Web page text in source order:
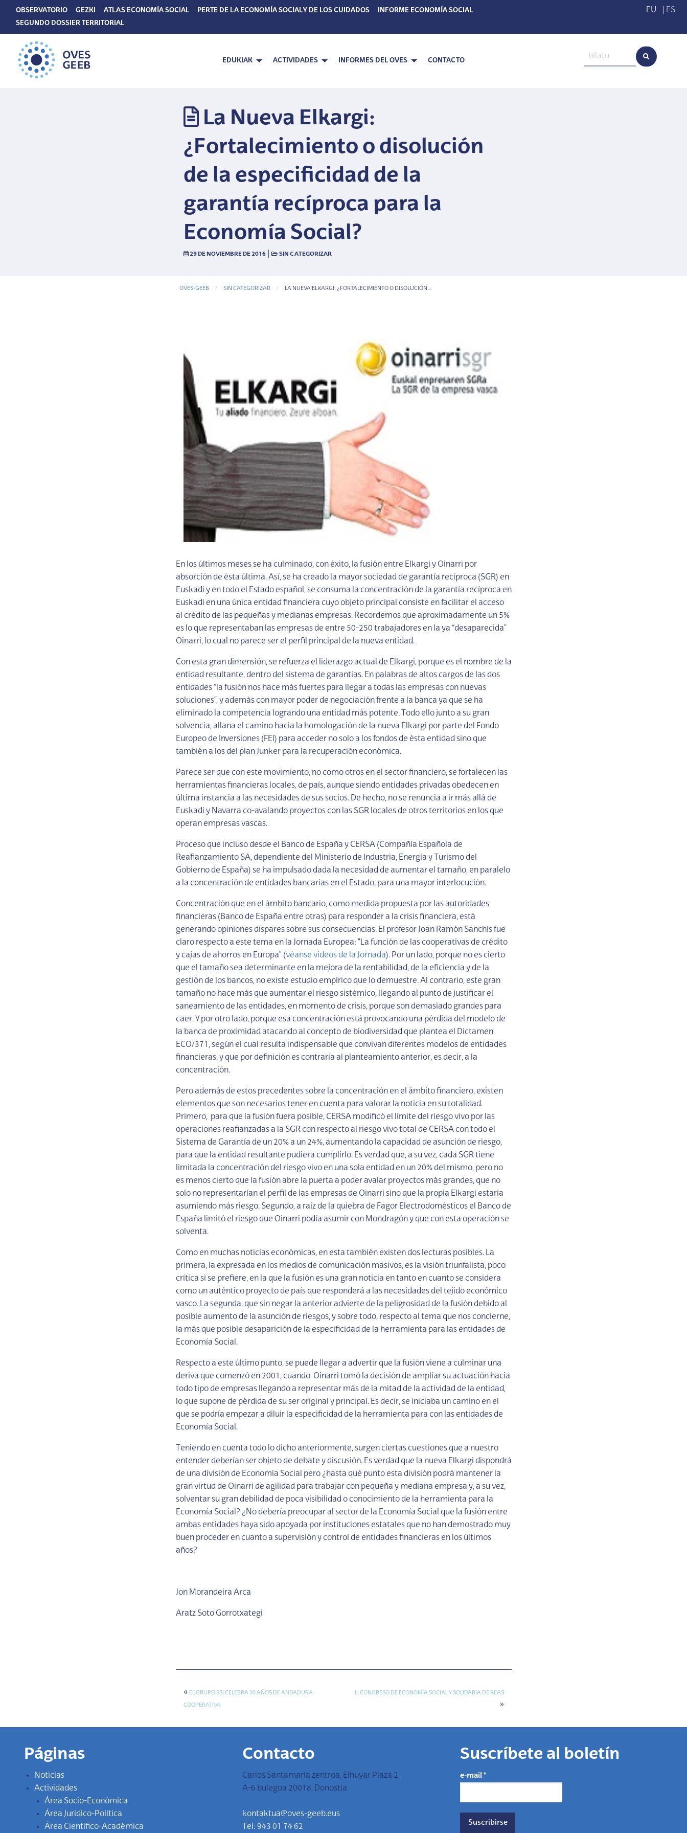
EU ES
OBSERVATORIO GEZKI ATLAS ECONOMÍA SOCIAL PERTE DE LA ECONOMÍA SOCIAL Y DE LOS CUIDADOS
INFORME ECONOMÍA SOCIAL
SEGUNDO DOSSIER TERRITORIAL
EDUKIAK ACTIVIDADES INFORMES DEL OVES CONTACTO
La Nueva Elkargi:
¿Fortalecimiento o disolución
de la especificidad de la
garantía recíproca para la
Economía Social?
29 DE NOVIEMBRE DE 2016 SIN CATEGORIZAR
OVES-GEEB SIN CATEGORIZAR CURRENT-PAGE
LA NUEVA ELKARGI: ¿FORTALECIMIENTO O DISOLUCIÓN ...
En los últimos meses se ha culminado, con éxito, la fusión entre Elkargi y Oinarri por
absorción de ésta última. Así, se ha creado la mayor sociedad de garantía recíproca (SGR) en
Euskadi y en todo el Estado español, se consuma la concentración de la garantía recíproca en
Euskadi en una única entidad financiera cuyo objeto principal consiste en facilitar el acceso
al crédito de las pequeñas y medianas empresas. Recordemos que aproximadamente un 5%
es lo que representaban las empresas de entre 50-250 trabajadores en la ya “desaparecida”
Oinarri, lo cual no parece ser el perfil principal de la nueva entidad.
Con esta gran dimensión, se refuerza el liderazgo actual de Elkargi, porque es el nombre de la
entidad resultante, dentro del sistema de garantías. En palabras de altos cargos de las dos
entidades “la fusión nos hace más fuertes para llegar a todas las empresas con nuevas
soluciones”, y además con mayor poder de negociación frente a la banca ya que se ha
eliminado la competencia logrando una entidad más potente. Todo ello junto a su gran
solvencia, allana el camino hacia la homologación de la nueva Elkargi por parte del Fondo
Europeo de Inversiones (FEI) para acceder no solo a los fondos de ésta entidad sino que
también a los del plan Junker para la recuperación económica.
Parece ser que con este movimiento, no como otros en el sector financiero, se fortalecen las
herramientas financieras locales, de país, aunque siendo entidades privadas obedecen en
última instancia a las necesidades de sus socios. De hecho, no se renuncia a ir más allá de
Euskadi y Navarra co-avalando proyectos con las SGR locales de otros territorios en los que
operan empresas vascas.
Proceso que incluso desde el Banco de España y CERSA (Compañía Española de
Reafianzamiento SA, dependiente del Ministerio de Industria, Energía y Turismo del
Gobierno de España) se ha impulsado dada la necesidad de aumentar el tamaño, en paralelo
a la concentración de entidades bancarias en el Estado, para una mayor interlocución.
Concentración que en el ámbito bancario, como medida propuesta por las autoridades
financieras (Banco de España entre otras) para responder a la crisis financiera, está
generando opiniones dispares sobre sus consecuencias. El profesor Joan Ramón Sanchís fue
claro respecto a este tema en la Jornada Europea: "La función de las cooperativas de crédito
y cajas de ahorros en Europa" (véanse videos de la Jornada). Por un lado, porque no es cierto
que el tamaño sea determinante en la mejora de la rentabilidad, de la eficiencia y de la
gestión de los bancos, no existe estudio empírico que lo demuestre. Al contrario, este gran
tamaño no hace más que aumentar el riesgo sistémico, llegando al punto de justificar el
saneamiento de las entidades, en momento de crisis, porque son demasiado grandes para
caer. Y por otro lado, porque esa concentración está provocando una pérdida del modelo de
la banca de proximidad atacando al concepto de biodiversidad que plantea el Dictamen
ECO/371, según el cual resulta indispensable que convivan diferentes modelos de entidades
financieras, y que por definición es contraria al planteamiento anterior, es decir, a la
concentración.
Pero además de estos precedentes sobre la concentración en el ámbito financiero, existen
elementos que son necesarios tener en cuenta para valorar la noticia en su totalidad.
Primero, para que la fusión fuera posible, CERSA modificó el límite del riesgo vivo por las
operaciones reafianzadas a la SGR con respecto al riesgo vivo total de CERSA con todo el
Sistema de Garantía de un 20% a un 24%, aumentando la capacidad de asunción de riesgo,
para que la entidad resultante pudiera cumplirlo. Es verdad que, a su vez, cada SGR tiene
limitada la concentración del riesgo vivo en una sola entidad en un 20% del mismo, pero no
es menos cierto que la fusión abre la puerta a poder avalar proyectos más grandes, que no
solo no representarían el perfil de las empresas de Oinarri sino que la propia Elkargi estaría
asumiendo más riesgo. Segundo, a raíz de la quiebra de Fagor Electrodomésticos el Banco de
España limitó el riesgo que Oinarri podía asumir con Mondragón y que con esta operación se
solventa.
Como en muchas noticias económicas, en esta también existen dos lecturas posibles. La
primera, la expresada en los medios de comunicación masivos, es la visión triunfalista, poco
crítica si se prefiere, en la que la fusión es una gran noticia en tanto en cuanto se considera
como un auténtico proyecto de país que responderá a las necesidades del tejido económico
vasco. La segunda, que sin negar la anterior advierte de la peligrosidad de la fusión debido al
posible aumento de la asunción de riesgos, y sobre todo, respecto al tema que nos concierne,
la más que posible desaparición de la especificidad de la herramienta para las entidades de
Economía Social.
Respecto a este último punto, se puede llegar a advertir que la fusión viene a culminar una
deriva que comenzó en 2001, cuando Oinarri tomó la decisión de ampliar su actuación hacia
todo tipo de empresas llegando a representar más de la mitad de la actividad de la entidad,
lo que supone de pérdida de su ser original y principal. Es decir, se iniciaba un camino en el
que se podría empezar a diluir la especificidad de la herramienta para con las entidades de
Economía Social.
Teniendo en cuenta todo lo dicho anteriormente, surgen ciertas cuestiones que a nuestro
entender deberían ser objeto de debate y discusión. Es verdad que la nueva Elkargi dispondrá
de una división de Economía Social pero ¿hasta qué punto esta división podrá mantener la
gran virtud de Oinarri de agilidad para trabajar con pequeña y mediana empresa y, a su vez,
solventar su gran debilidad de poca visibilidad o conocimiento de la herramienta para la
Economía Social? ¿No debería preocupar al sector de la Economía Social que la fusión entre
ambas entidades haya sido apoyada por instituciones estatales que no han demostrado muy
buen proceder en cuanto a supervisión y control de entidades financieras en los últimos
años?
Jon Morandeira Arca
Aratz Soto Gorrotxategi
« EL GRUPO SSI CELEBRA 30 AÑOS DE ANDADURA
COOPERATIVA
II. CONGRESO DE ECONOMÍA SOCIAL Y SOLIDARIA DE REAS
»
Páginas
Noticias
Actividades
Área Socio-Económica
Área Jurídico-Política
Área Científico-Académica
Contacto
Carlos Santamaria zentroa, Elhuyar Plaza 2
A-6 bulegoa 20018, Donostia
kontaktua@oves-geeb.eus
Tel: 943 01 74 62
Suscríbete al boletín
e-mail*